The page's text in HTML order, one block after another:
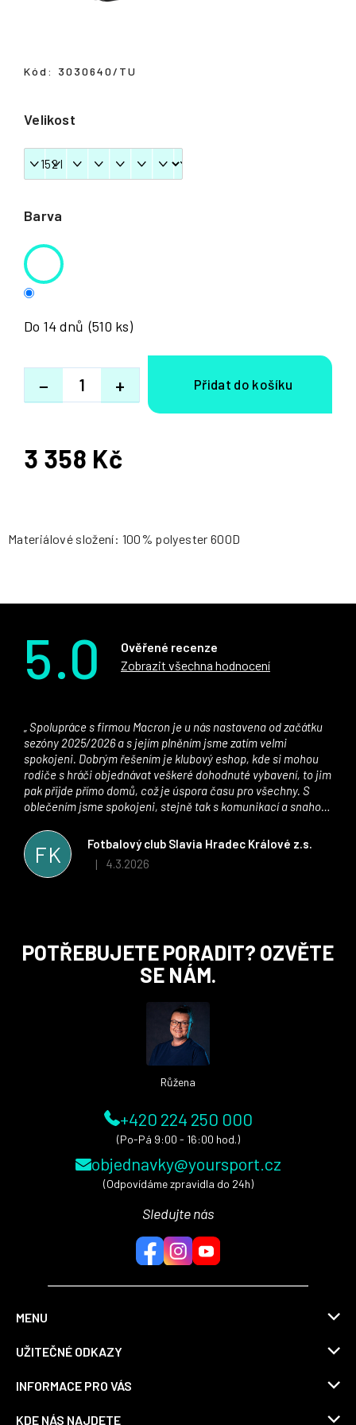
Barva
Velikost
Do 14 dnů (510 ks)
+
−
Kód: 3030640/TU
3 358 Kč
Měrná
Materiálové složení: 100% polyester 600D
5.0
Ověřené recenze
Zobrazit všechna hodnocení
FK
Fotbalový club Slavia Hradec Králové z.s.
Hodnocení obchodu je 5 z 5 hvězdiček.
| 4.3.2026
sezóny 2025/2026 a s jejím plněním jsme zatím velmi
spokojeni. Dobrým řešením je klubový eshop, kde si mohou
rodiče s hráči objednávat veškeré dohodnuté vybavení, to jim
pak přijde přímo domů, což je úspora času pro všechny. S
oblečením jsme spokojeni, stejně tak s komunikací a snahou
stran. Věříme, že v tomto duchu bude spolupráce pokračovat
i nadále, nyní už začínáme řešit i první sady dresů ;)
POTŘEBUJETE PORADIT? OZVĚTE
SE NÁM.
Růžena
+420 224 250 000
(Po-Pá 9:00 - 16:00 hod.)
objednavky@yoursport.cz
(Odpovídáme zpravidla do 24h)
Sledujte nás
MENU
UŽITEČNÉ ODKAZY
INFORMACE PRO VÁS
KDE NÁS NAJDETE